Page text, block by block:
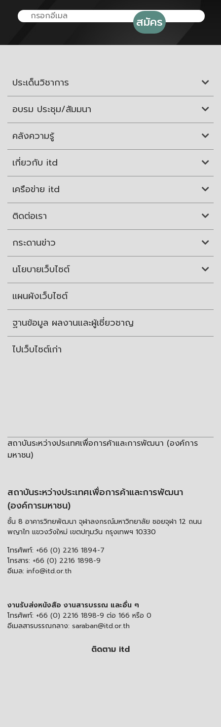
ประเด็นวิชาการ
อบรม ประชุม/สัมมนา
คลังความรู้
เกี่ยวกับ itd
เครือข่าย itd
ติดต่อเรา
กระดานข่าว
นโยบายเว็บไซต์
แผนผังเว็บไซต์
ฐานข้อมูล ผลงานและผู้เชี่ยวชาญ
ไปเว็บไซต์เก่า
สถาบันระหว่างประเทศเพื่อการค้าและการพัฒนา (องค์การ
มหาชน)
สถาบันระหว่างประเทศเพื่อการค้าและการพัฒนา
(องค์การมหาชน)
ชั้น 8 อาคารวิทยพัฒนา จุฬาลงกรณ์มหาวิทยาลัย ซอยจุฬา 12 ถนน
พญาไท แขวงวังใหม่ เขตปทุมวัน กรุงเทพฯ 10330
โทรศัพท์: +66 (0) 2216 1894-7
โทรสาร: +66 (0) 2216 1898-9
อีเมล: info@itd.or.th
งานรับส่งหนังสือ งานสารบรรณ และอื่น ๆ
โทรศัพท์: +66 (0) 2216 1898-9 ต่อ 166 หรือ 0
อีเมลสารบรรณกลาง: saraban@itd.or.th
ติดตาม itd